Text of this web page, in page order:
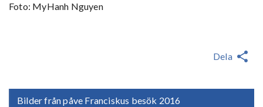
Bilder från påve Franciskus besök 2016
Foto: MyHanh Nguyen
Dela